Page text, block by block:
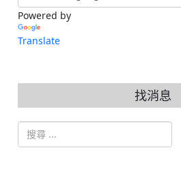
Powered by
Translate
找消息
搜索